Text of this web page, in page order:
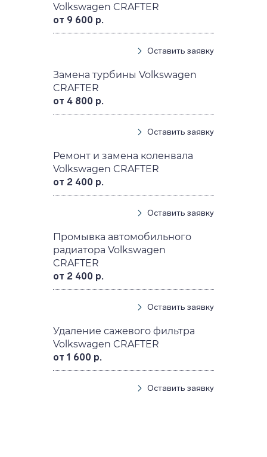
Volkswagen CRAFTER
от 9 600 р.
Оставить заявку
Замена турбины Volkswagen
CRAFTER
от 4 800 р.
Оставить заявку
Ремонт и замена коленвала
Volkswagen CRAFTER
от 2 400 р.
Оставить заявку
Промывка автомобильного
радиатора Volkswagen
CRAFTER
от 2 400 р.
Оставить заявку
Удаление сажевого фильтра
Volkswagen CRAFTER
от 1 600 р.
Оставить заявку